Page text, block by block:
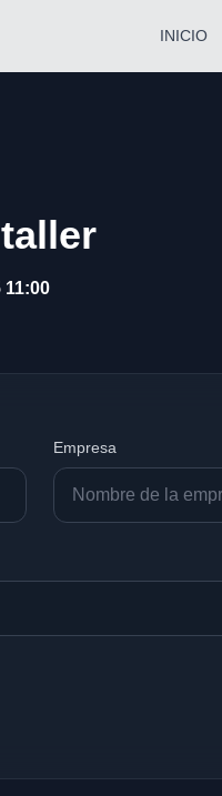
INICIO
11:00
Empresa